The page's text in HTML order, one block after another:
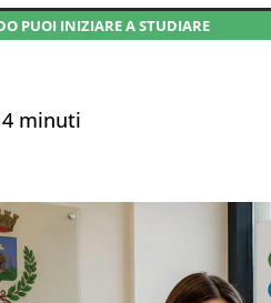
PUOI INIZIARE A STUDIARE
minuti